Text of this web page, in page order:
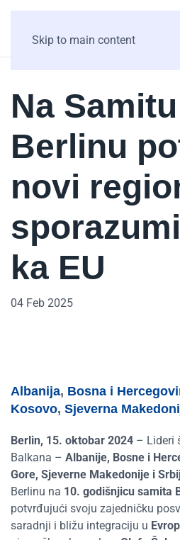
Skip to main content
Na
Berlinu
novi
ka EU
04 Feb 2025
Albanija, Bosna i
Kosovo, Sjeverna
Berlin, 15. oktobar 2024 – Lideri
Balkana – Albanije, Bosne i
Gore, Sjeverne Makedonije i
Berlinu na 10. godišnjicu samita
potvrđujući svoju zajedničku
saradnji i bližu integraciju u